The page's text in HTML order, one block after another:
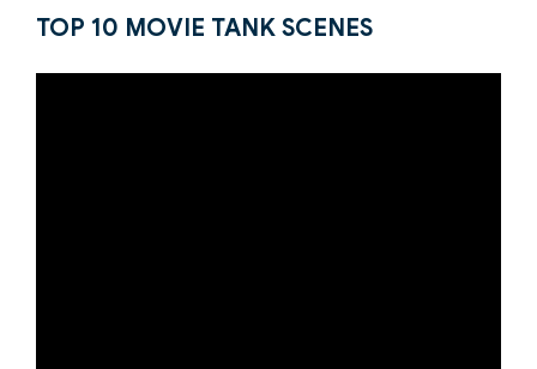
TOP 10 MOVIE TANK SCENES